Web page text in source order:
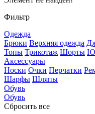
Фильтр
Одежда
Брюки Верхняя одежда
Топы Трикотаж Шорты
Аксессуары
Носки Очки Перчатки
Шарфы Шляпы
Обувь
Обувь
Сбросить все